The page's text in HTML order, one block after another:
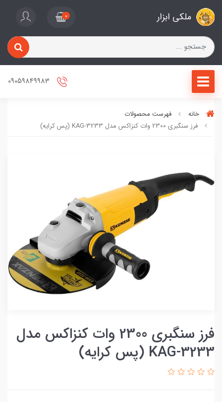
ملکی ابزار 0
خانه
فهرست محصولات
فرز سنگبری 2300 وات کنزاکس مدل KAG-3233 (پس کرایه)
فرز سنگبری 2300 وات کنزاکس مدل
KAG-3233 (پس کرایه)